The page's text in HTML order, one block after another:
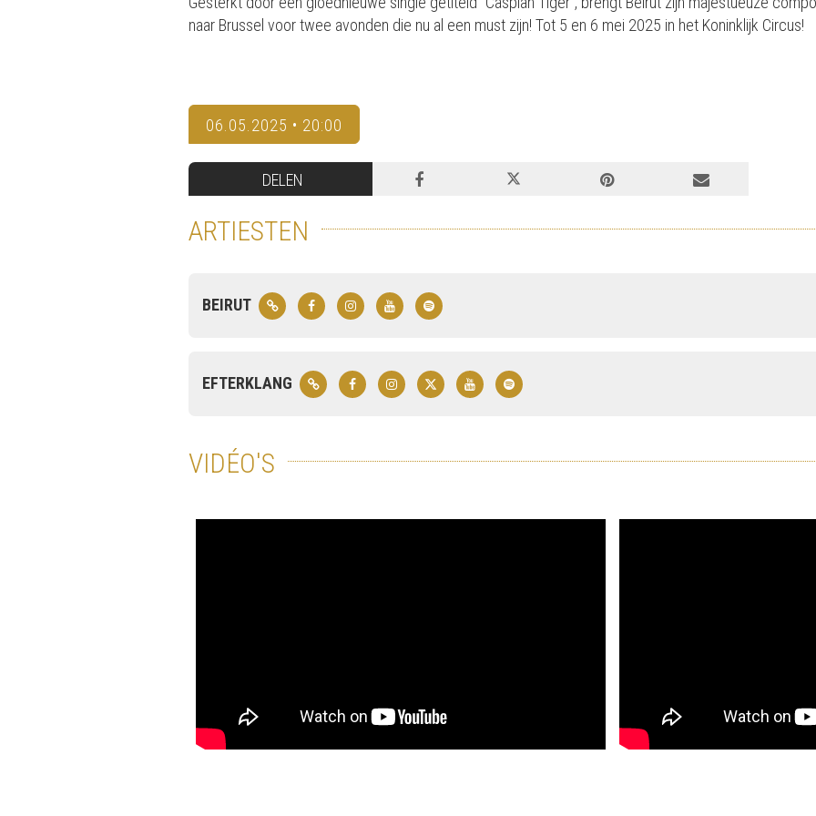
naar Brussel voor twee avonden die nu al een must zijn! Tot 5 en 6 mei 2025 in het Koninklijk Circus!
06.05.2025 • 20:00
DELEN
ARTIESTEN
BEIRUT
EFTERKLANG
VIDÉO'S